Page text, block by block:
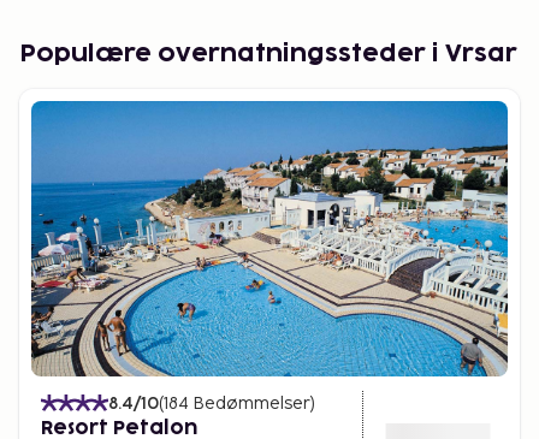
Populære overnatningssteder i Vrsar
8.4/10(184 Bedømmelser)
Resort Petalon